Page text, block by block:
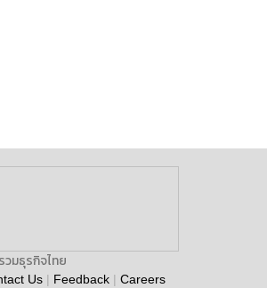
วมธุรกิจไทย
Us | Feedback | Careers